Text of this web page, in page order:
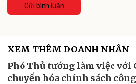
Gửi bình luận
XEM THÊM DOANH NHÂN
Phó Thủ tướng làm việc với
chuyển hóa chính sách